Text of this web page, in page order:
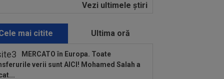
CFR Cluj - Tromso, Live Video,
UTA - Rapid, LIVE VIDEO, vineri,
în direct la Digi Sport 1. Se anunță
EXCLUSIV
Ilie Dumitrescu a
Vezi ultimele ştiri
mai citite Ultima oră
MERCATO în Europa. Toate
verii sunt AICI! Mohamed Salah a